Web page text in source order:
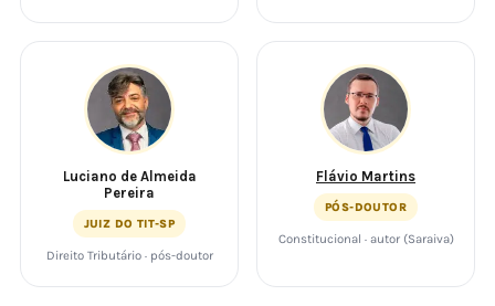
Luciano de Almeida
Pereira
JUIZ DO TIT-SP
Direito Tributário · pós-doutor
Flávio Martins
PÓS-DOUTOR
Constitucional · autor (Saraiva)